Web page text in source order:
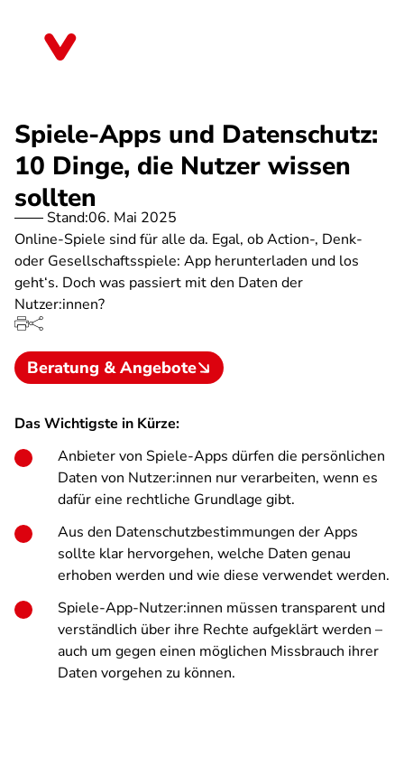
Spiele-Apps und Datenschutz:
10 Dinge, die Nutzer wissen
sollten
Stand:06. Mai 2025
Online-Spiele sind für alle da. Egal, ob Action-, Denk-
oder Gesellschaftsspiele: App herunterladen und los
geht‘s. Doch was passiert mit den Daten der
Nutzer:innen?
Beratung & Angebote
Das Wichtigste in Kürze:
Anbieter von Spiele-Apps dürfen die persönlichen
Daten von Nutzer:innen nur verarbeiten, wenn es
dafür eine rechtliche Grundlage gibt.
Aus den Datenschutzbestimmungen der Apps
sollte klar hervorgehen, welche Daten genau
erhoben werden und wie diese verwendet werden.
Spiele-App-Nutzer:innen müssen transparent und
verständlich über ihre Rechte aufgeklärt werden –
auch um gegen einen möglichen Missbrauch ihrer
Daten vorgehen zu können.